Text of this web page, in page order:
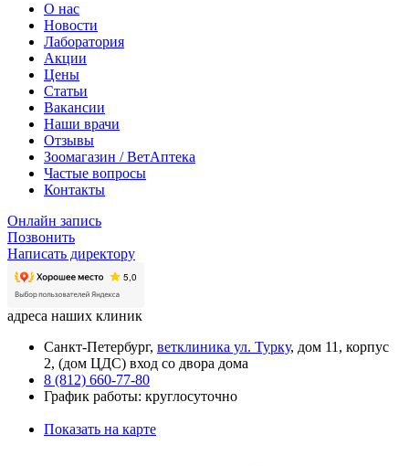
О нас
Новости
Лаборатория
Акции
Цены
Статьи
Вакансии
Наши врачи
Отзывы
Зоомагазин / ВетАптека
Частые вопросы
Контакты
Онлайн запись
Позвонить
Написать директору
адреса наших клиник
Санкт-Петербург, ветклиника ул. Турку, дом 11, корпус
2, (дом ЦДС) вход со двора дома
8 (812) 660-77-80
График работы: круглосуточно
Показать на карте